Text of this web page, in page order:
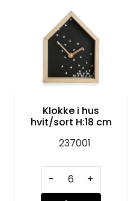
Klokke i hus
hvit/sort H:18 cm
237001
- +